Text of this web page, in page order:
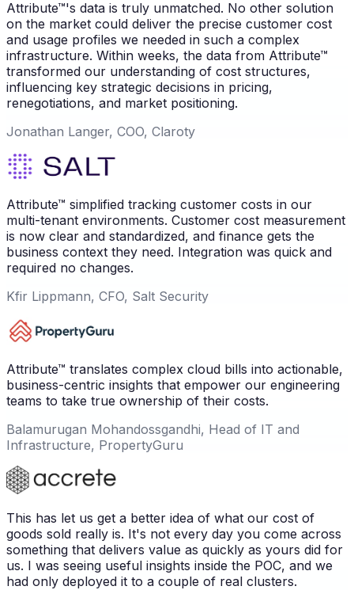
Attribute™'s data is truly unmatched. No other solution
on the market could deliver the precise customer cost
and usage profiles we needed in such a complex
infrastructure. Within weeks, the data from Attribute™
transformed our understanding of cost structures,
influencing key strategic decisions in pricing,
renegotiations, and market positioning.
Jonathan Langer, COO, Claroty
Attribute™ simplified tracking customer costs in our
multi-tenant environments. Customer cost measurement
is now clear and standardized, and finance gets the
business context they need. Integration was quick and
required no changes.
Kfir Lippmann, CFO, Salt Security
Attribute™ translates complex cloud bills into actionable,
business-centric insights that empower our engineering
teams to take true ownership of their costs.
Balamurugan Mohandossgandhi, Head of IT and
Infrastructure, PropertyGuru
This has let us get a better idea of what our cost of
goods sold really is. It's not every day you come across
something that delivers value as quickly as yours did for
us. I was seeing useful insights inside the POC, and we
had only deployed it to a couple of real clusters.